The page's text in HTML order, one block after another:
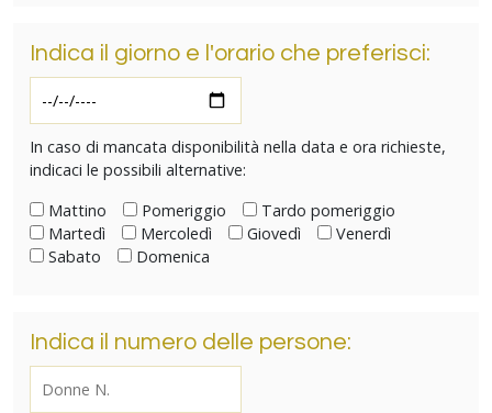
Indica il giorno e l'orario che preferisci:
In caso di mancata disponibilità nella data e ora richieste,
indicaci le possibili alternative:
Mattino
Pomeriggio
Tardo pomeriggio
Martedì
Mercoledì Giovedì
Venerdì
Sabato
Domenica
Indica il numero delle persone: